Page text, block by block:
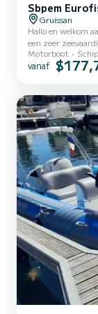
Sbpem
Gruissan
Hallo en welkom
een zeer
haven van
Occitaanse kust
en aangename
Motorboot
vanaf